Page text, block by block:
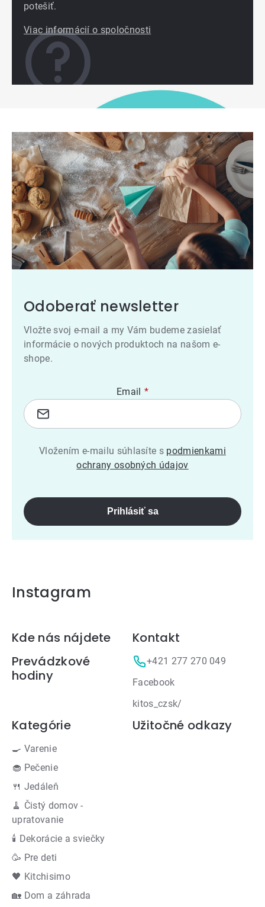
potešiť.
Viac informácií o spoločnosti
Odoberať newsletter
Vložte svoj e-mail a my Vám budeme zasielať
informácie o nových produktoch na našom e-
shope.
Email
Vložením e-mailu súhlasíte s podmienkami
ochrany osobných údajov
Prihlásiť sa
Instagram
Zápätie
Kde nás nájdete
Prevádzkové
hodiny
Kontakt
+421 277 270 049
Facebook
kitos_czsk/
Kategórie
🍳 Varenie
🧁 Pečenie
🍴 Jedáleň
🧹 Čistý domov -
upratovanie
🕯 Dekorácie a sviečky
🥳 Pre deti
🖤 Kitchisimo
🏡 Dom a záhrada
Užitočné odkazy